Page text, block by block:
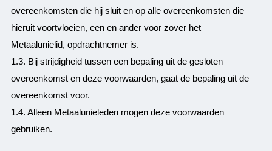
overeenkomsten die hij sluit en op alle overeenkomsten die
hieruit voortvloeien, een en ander voor zover het
Metaalunielid, opdrachtnemer is.
1.3. Bij strijdigheid tussen een bepaling uit de gesloten
overeenkomst en deze voorwaarden, gaat de bepaling uit de
overeenkomst voor.
1.4. Alleen Metaalunieleden mogen deze voorwaarden
gebruiken.